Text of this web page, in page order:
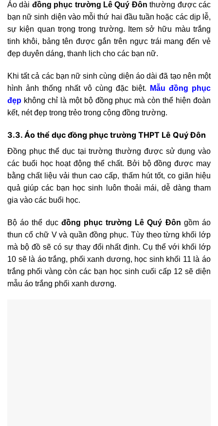
Áo dài đồng phục trường Lê Quý Đônthường được các
bạn nữ sinh diện vào mỗi thứ hai đầu tuần hoặc các dịp lễ,
sự kiện quan trọng trong trường. Item sở hữu màu trắng
tinh khôi, bảng tên được gắn trên ngực trái mang đến vẻ
đẹp duyên dáng, thanh lịch cho các bạn nữ.
Khi tất cả các bạn nữ sinh cùng diện áo dài đã tạo nên một
hình ảnh thống nhất vô cùng đặc biệt.
Mẫu đồng phục
đẹp không chỉ là một bộ đồng phục mà còn thể hiện đoàn
kết, nét đẹp trong trẻo trong cộng đồng trường.
3.3. Áo thể dục đồng phục trường THPT Lê Quý Đôn
Đồng phục thể dục tại trường thường được sử dụng vào
các buổi học hoạt động thể chất. Bởi bộ đồng được may
bằng chất liệu vải thun cao cấp, thấm hút tốt, co giãn hiệu
quả giúp các bạn học sinh luôn thoải mái, dễ dàng tham
gia vào các buổi học.
Bộ áo thể dục đồng phục trường Lê Quý Đôn gồm áo
thun cổ chữ V và quần đồng phục. Tùy theo từng khối lớp
mà bộ đồ sẽ có sự thay đổi nhất định. Cụ thể với khối lớp
10 sẽ là áo trắng, phối xanh dương, học sinh khối 11 là áo
trắng phối vàng còn các bạn học sinh cuối cấp 12 sẽ diện
mẫu áo trắng phối xanh dương.